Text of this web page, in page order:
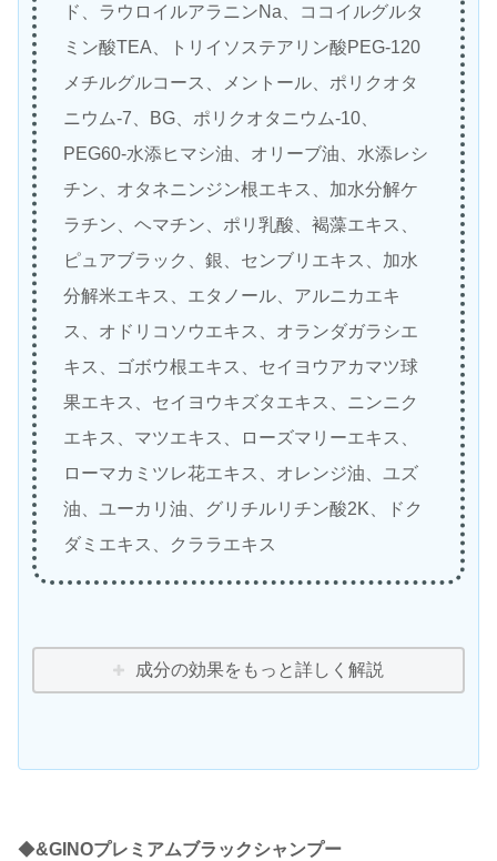
ド、ラウロイルアラニンNa、ココイルグルタ
ミン酸TEA、トリイソステアリン酸PEG-120
メチルグルコース、メントール、ポリクオタ
ニウム-7、BG、ポリクオタニウム-10、
PEG60-水添ヒマシ油、オリーブ油、水添レシ
チン、オタネニンジン根エキス、加水分解ケ
ラチン、ヘマチン、ポリ乳酸、褐藻エキス、
ピュアブラック、銀、センブリエキス、加水
分解米エキス、エタノール、アルニカエキ
ス、オドリコソウエキス、オランダガラシエ
キス、ゴボウ根エキス、セイヨウアカマツ球
果エキス、セイヨウキズタエキス、ニンニク
エキス、マツエキス、ローズマリーエキス、
ローマカミツレ花エキス、オレンジ油、ユズ
油、ユーカリ油、グリチルリチン酸2K、ドク
ダミエキス、クララエキス
成分の効果をもっと詳しく解説
◆&GINOプレミアムブラックシャンプー